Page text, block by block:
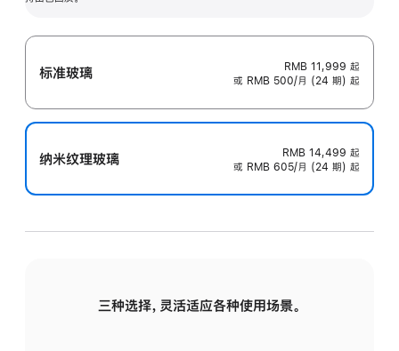
开
标准玻璃 RMB 11,999 起
或 RMB 500/月 (24 期) 起
纳米纹理玻璃 RMB 14,499 起
或 RMB 605/月 (24 期) 起
三种选择，灵活适应各种使用场景。